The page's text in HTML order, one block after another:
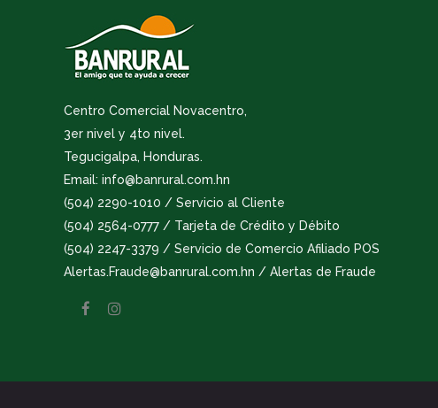
Centro Comercial Novacentro,
3er nivel y 4to nivel.
Tegucigalpa, Honduras.
Email: info@banrural.com.hn
(504) 2290-1010 / Servicio al Cliente
(504) 2564-0777 / Tarjeta de Crédito y Débito
(504) 2247-3379 / Servicio de Comercio Afiliado POS
Alertas.Fraude@banrural.com.hn / Alertas de Fraude